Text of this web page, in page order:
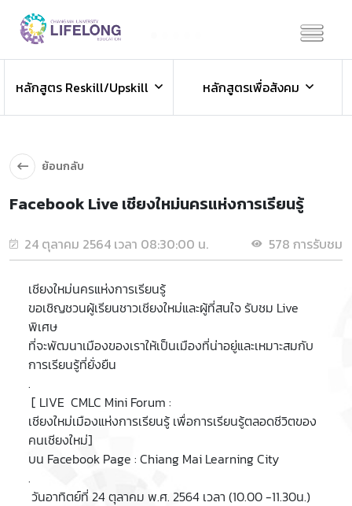
ข่าวประชาสัมพันธ์
ข่าวสารองค์กร ข่าวสารกิจกรรม
หลักสูตร Reskill/Upskill
หลักสูตรเพื่อสังคม
ย้อนกลับ
Facebook Live เชียงใหม่นครแห่งการเรียนรู้
24 ตุลาคม 2564 เวลา 08:30:00 น. 578 การรับชม
เชียงใหม่นครแห่งการเรียนรู้
ขอเชิญชวนผู้เรียนชาวเชียงใหม่และผู้ที่สนใจ รับชม Live
พิเศษ
ที่จะพัฒนาเมืองของเราให้เป็นเมืองที่น่าอยู่และเหมาะสมกับ
การเรียนรู้ที่ยั่งยืน
.
[ LIVE CMLC Mini Forum :
เชียงใหม่เมืองแห่งการเรียนรู้ เพื่อการเรียนรู้ตลอดชีวิตของ
คนเชียงใหม่]
บน Facebook Page : Chiang Mai Learning City
.
วันอาทิตย์ที่ 24 ตุลาคม พ.ศ. 2564 เวลา (10.00 -11.30น.)